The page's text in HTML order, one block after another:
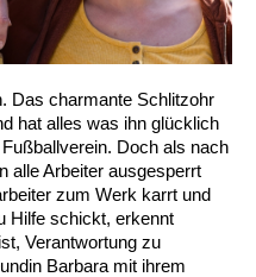
Das charmante Schlitzohr
hat alles was ihn glücklich
Doch als nach
alle Arbeiter ausgesperrt
zum Werk karrt und
Hilfe schickt, erkennt
Verantwortung zu
Barbara mit ihrem